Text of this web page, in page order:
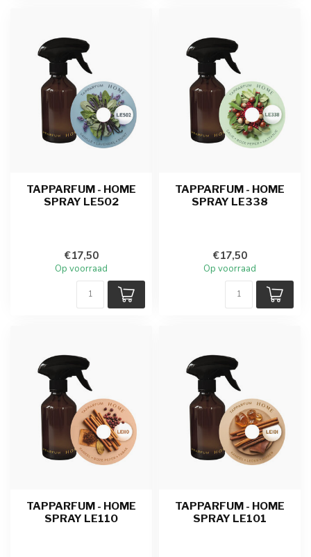
TAPPARFUM - HOME
SPRAY LE502
€17,50
Op voorraad
TAPPARFUM - HOME
SPRAY LE338
€17,50
Op voorraad
TAPPARFUM - HOME
SPRAY LE110
TAPPARFUM - HOME
SPRAY LE101